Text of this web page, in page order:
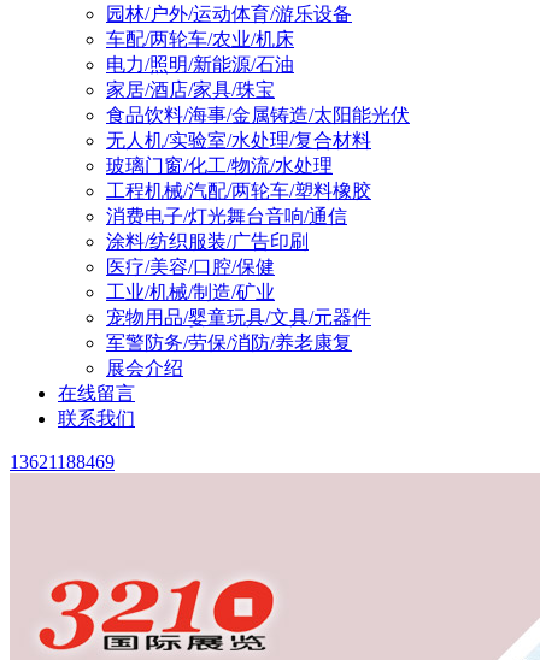
园林/户外/运动体育/游乐设备
车配/两轮车/农业/机床
电力/照明/新能源/石油
家居/酒店/家具/珠宝
食品饮料/海事/金属铸造/太阳能光伏
无人机/实验室/水处理/复合材料
玻璃门窗/化工/物流/水处理
工程机械/汽配/两轮车/塑料橡胶
消费电子/灯光舞台音响/通信
涂料/纺织服装/广告印刷
医疗/美容/口腔/保健
工业/机械/制造/矿业
宠物用品/婴童玩具/文具/元器件
军警防务/劳保/消防/养老康复
展会介绍
在线留言
联系我们
13621188469